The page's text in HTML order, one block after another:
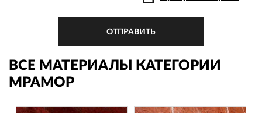
ОТПРАВИТЬ
ВСЕ МАТЕРИАЛЫ КАТЕГОРИИ
МРАМОР